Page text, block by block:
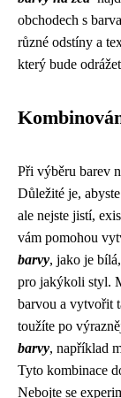
obchodech s
různé odstíny a
který bude
Při výběru barev
Důležité je,
ale nejste jistí,
vám pomohou
barvy, jako je
pro jakýkoli styl.
barvou a vytvořit
toužíte po
barvy, například
Tyto kombinace
Nebojte se